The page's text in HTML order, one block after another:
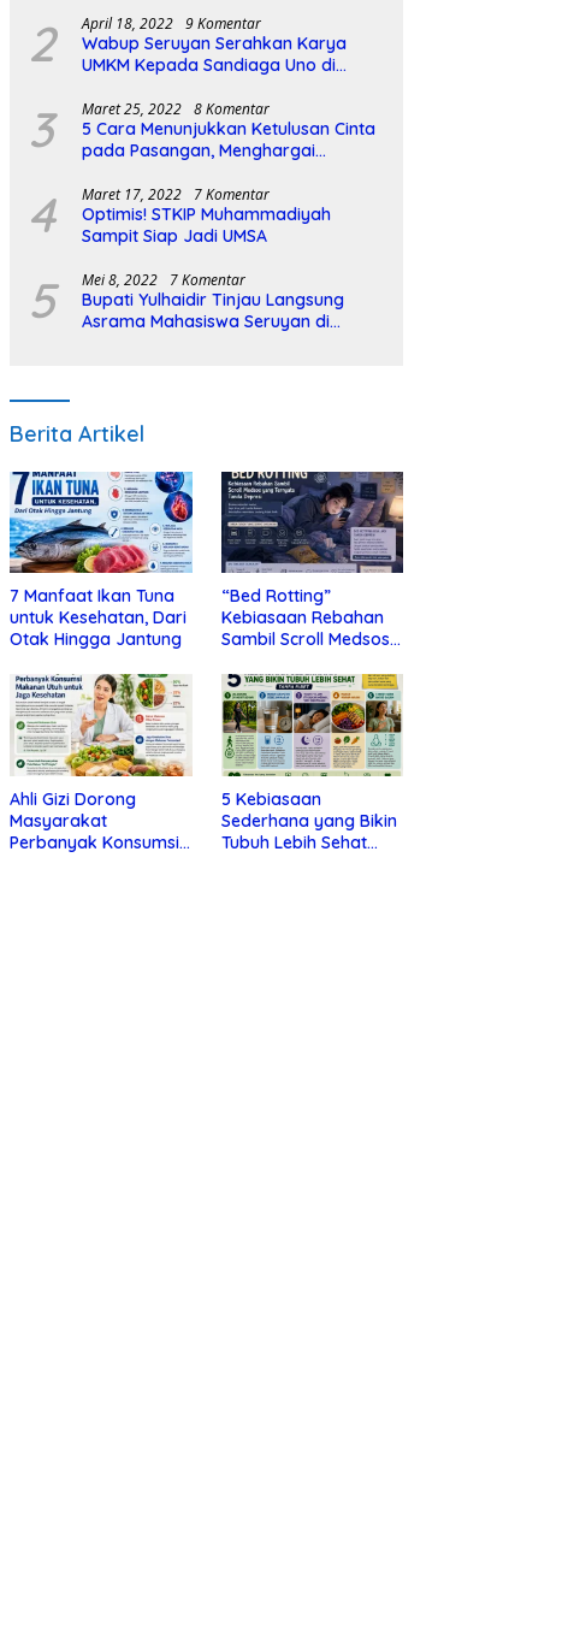
2 April 18, 2022 9 Komentar
Wabup Seruyan Serahkan Karya
UMKM Kepada Sandiaga Uno di
3 Maret 25, 2022 8 Komentar
5 Cara Menunjukkan Ketulusan Cinta
pada Pasangan, Menghargai
4 Maret 17, 2022 7 Komentar
Optimis! STKIP Muhammadiyah
Sampit Siap Jadi UMSA
5 Mei 8, 2022 7 Komentar
Bupati Yulhaidir Tinjau Langsung
Asrama Mahasiswa Seruyan di
Berita Artikel
7 Manfaat Ikan Tuna
untuk Kesehatan, Dari
Otak Hingga Jantung
“Bed Rotting”
Kebiasaan Rebahan
Sambil Scroll Medsos
Depresi
Ahli Gizi Dorong
Masyarakat
Perbanyak Konsumsi
5 Kebiasaan
Sederhana yang Bikin
Tubuh Lebih Sehat